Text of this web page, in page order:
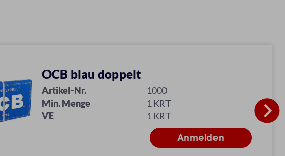
OCB blau doppelt
Artikel-Nr.
1000
Min. Menge
1 KRT
VE
1 KRT